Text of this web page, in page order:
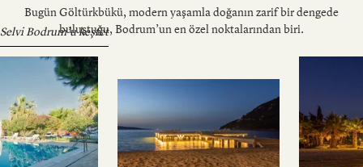
Bugün Göltürkbükü, modern yaşamla doğanın zarif bir dengede
buluştuğu, Bodrum’un en özel noktalarından biri.
Selvi Bodrum’u keşfet